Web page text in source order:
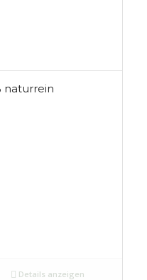
naturrein
Details anzeigen